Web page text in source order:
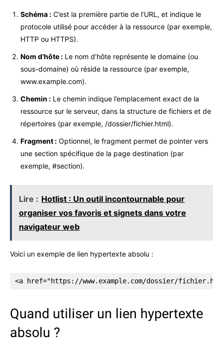
Schéma : C’est la première partie de l’URL, et indique le
protocole utilisé pour accéder à la ressource (par exemple,
HTTP ou HTTPS).
Nom d’hôte : Le nom d’hôte représente le domaine (ou
sous-domaine) où réside la ressource (par exemple,
www.example.com).
Chemin : Le chemin indique l’emplacement exact de la
ressource sur le serveur, dans la structure de fichiers et de
répertoires (par exemple, /dossier/fichier.html).
Fragment : Optionnel, le fragment permet de pointer vers
une section spécifique de la page destination (par
exemple, #section).
Lire : Hotlist : Un outil incontournable pour
organiser vos favoris et signets dans votre
navigateur web
Voici un exemple de lien hypertexte absolu :
<a href="https://www.example.com/dossier/
Quand utiliser un lien hypertexte
absolu ?